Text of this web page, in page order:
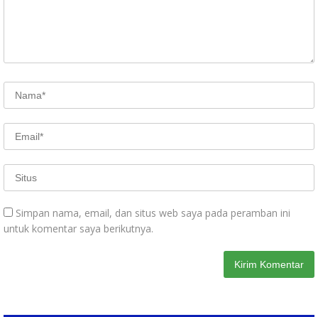
Simpan nama, email, dan situs web saya pada peramban ini
untuk komentar saya berikutnya.